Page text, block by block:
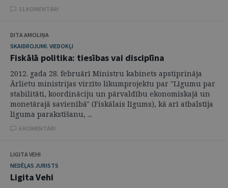
11 KOMENTĀRI
DITA AMOLIŅA
SKAIDROJUMI. VIEDOKĻI
Fiskālā politika: tiesības vai disciplīna
2012. gada 28. februārī Ministru kabinets apstiprināja
Ārlietu ministrijas virzīto likumprojektu par "Līgumu par
stabilitāti, koordināciju un pārvaldību ekonomiskajā un
monetārajā savienībā" (Fiskālais līgums), kā arī atbalstīja
līguma parakstīšanu, ...
6 KOMENTĀRI
LIGITA VEHI
NEDĒĻAS JURISTS
Ligita Vehi